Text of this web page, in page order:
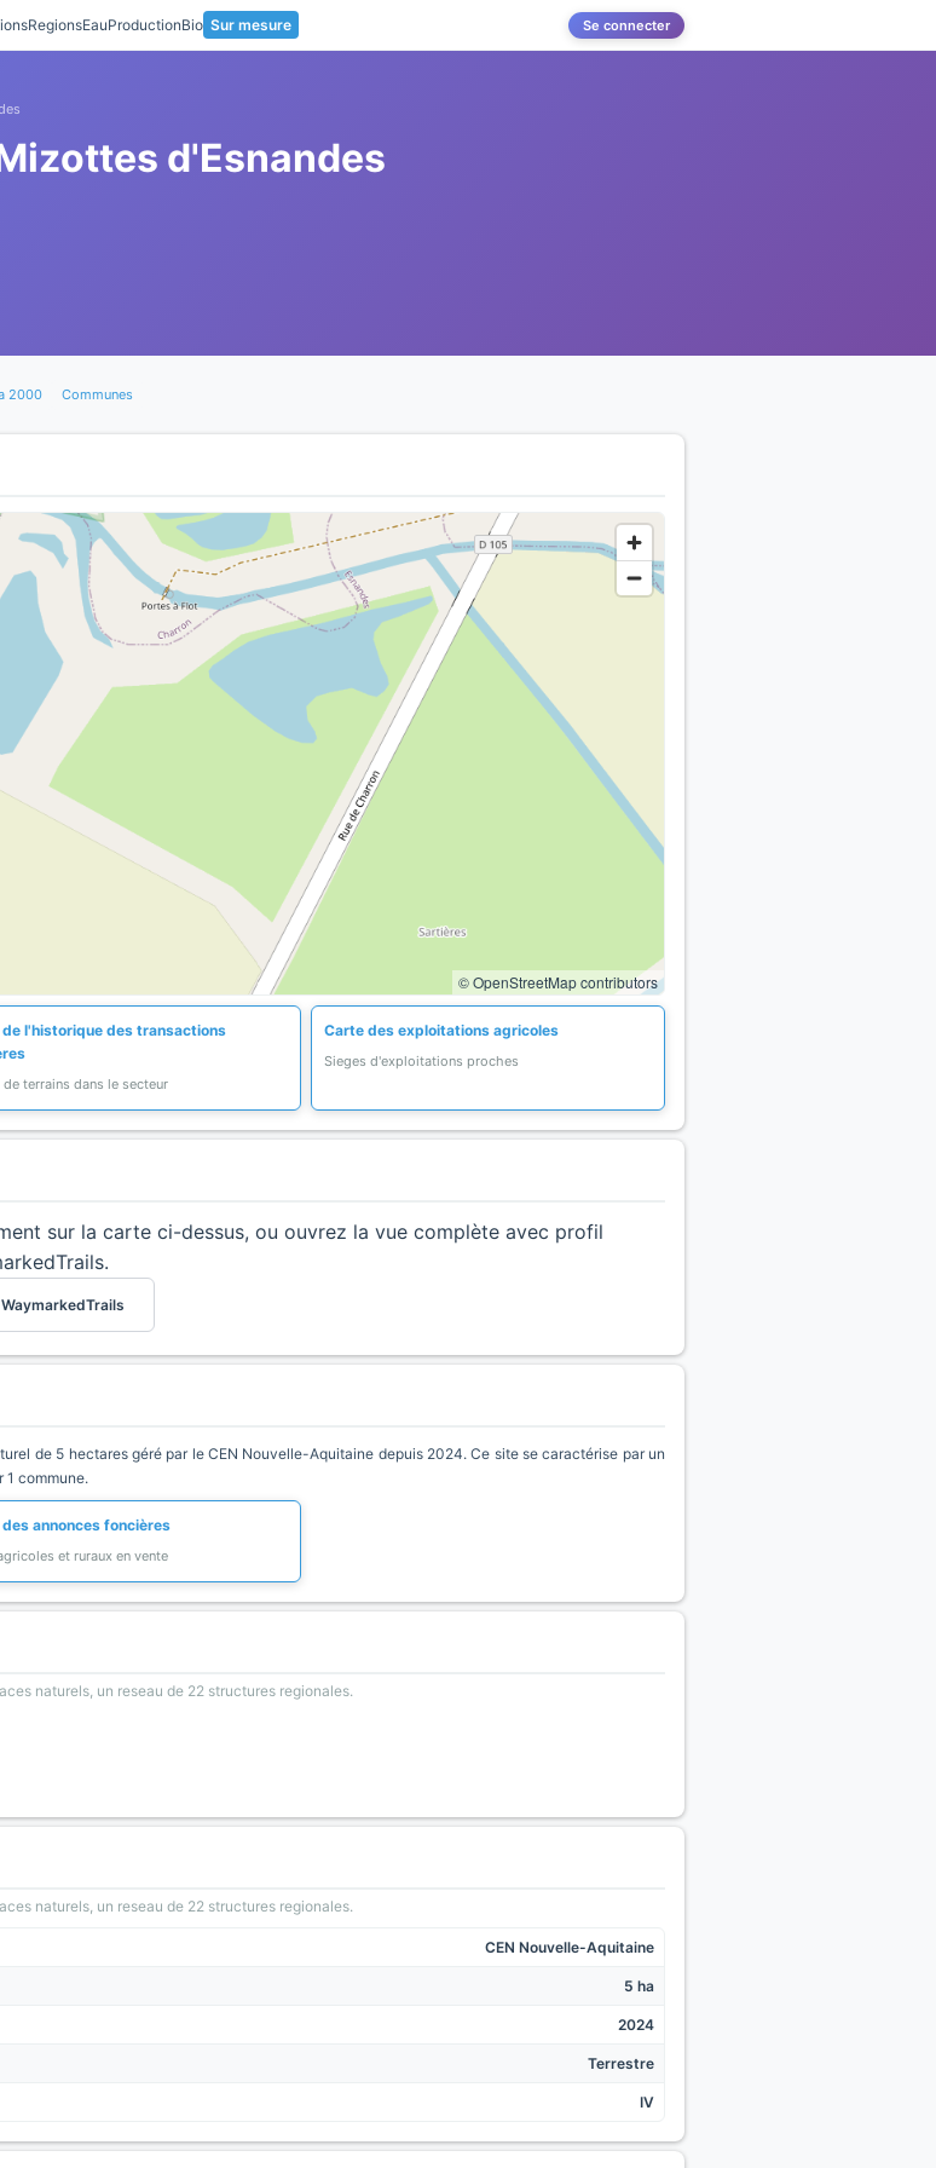
RegionsEauProductionBio Sur mesure Se connecter
d'Esnandes
2000 Communes
© OpenStreetMap contributors
de l'historique des transactions
de terrains dans le secteur
Carte des exploitations agricoles
Sieges d'exploitations proches
sur la carte ci-dessus, ou ouvrez la vue complète avec profil
de 5 hectares géré par le CEN Nouvelle-Aquitaine depuis 2024. Ce site se caractérise par un
1 commune.
annonces foncières
et ruraux en vente
naturels, un reseau de 22 structures regionales.
naturels, un reseau de 22 structures regionales.
CEN Nouvelle-Aquitaine
5 ha
2024
Terrestre
IV